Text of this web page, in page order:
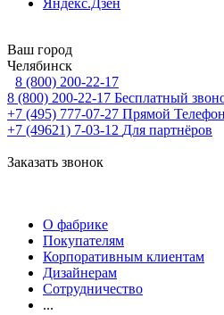
Яндекс.Дзен
Ваш город
Челябинск
8 (800) 200-22-17
8 (800) 200-22-17 Бесплатный
+7 (495) 777-07-27 Прямой
+7 (49621) 7-03-12 Для партнёров
Заказать звонок
О фабрике
Покупателям
Корпоративным клиентам
Дизайнерам
Сотрудничество
...